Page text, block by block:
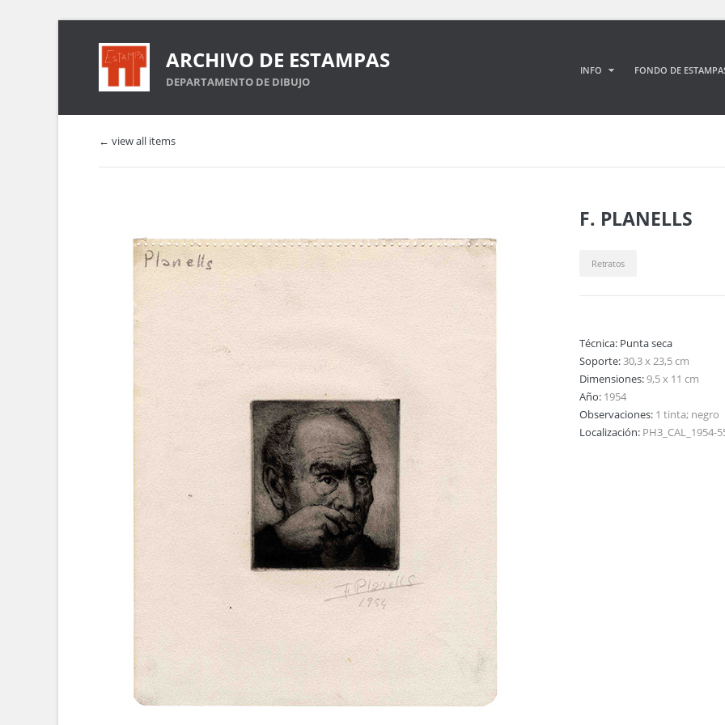
ARCHIVO DE ESTAMPAS
DEPARTAMENTO DE DIBUJO
INFO FONDO DE
← view all items
F. PLANELLS
Retratos
Técnica: Punta seca
Soporte:30,3 x 23,5 cm
Dimensiones:9,5 x 11 cm
Año: 1954
Observaciones: 1 tinta; negro
Localización: PH3_CAL_1954-